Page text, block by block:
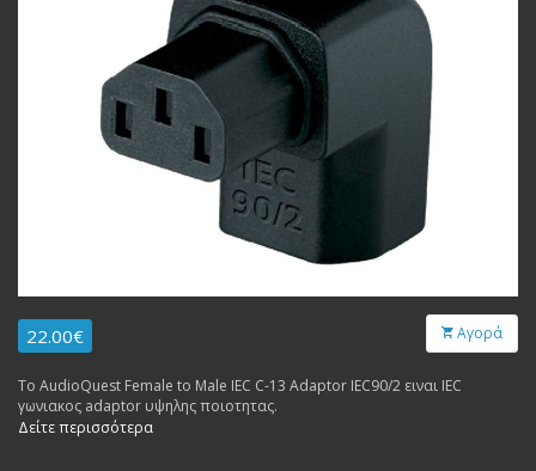
22.00€ Αγορά
Το AudioQuest Female to Male IEC C-13 Adaptor IEC90/2 ειναι IEC
γωνιακος adaptor υψηλης ποιοτητας.
Δείτε περισσότερα